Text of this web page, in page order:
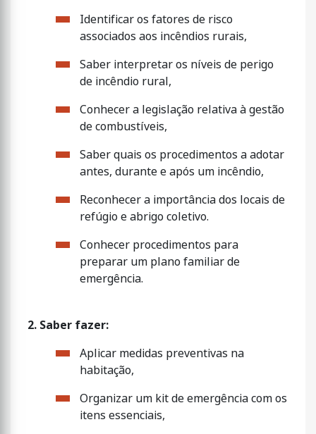
Identificar os fatores de risco
associados aos incêndios rurais,
Saber interpretar os níveis de perigo
de incêndio rural,
Conhecer a legislação relativa à gestão
de combustíveis,
Saber quais os procedimentos a adotar
antes, durante e após um incêndio,
Reconhecer a importância dos locais de
refúgio e abrigo coletivo.
Conhecer procedimentos para
preparar um plano familiar de
emergência.
2. Saber fazer:
Aplicar medidas preventivas na
habitação,
Organizar um kit de emergência com os
itens essenciais,